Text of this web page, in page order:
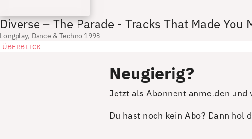
Diverse – The Parade - Tracks That Made You
Longplay, Dance & Techno 1998
ÜBERBLICK
Neugierig?
Jetzt als Abonnent anmelden und
Du hast noch kein Abo? Dann